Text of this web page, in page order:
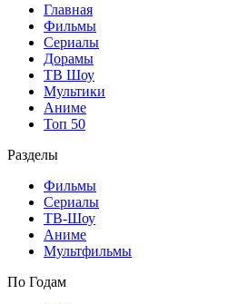
Главная
Фильмы
Сериалы
Дорамы
ТВ Шоу
Мультики
Аниме
Топ 50
Разделы
Фильмы
Сериалы
ТВ-Шоу
Аниме
Мультфильмы
По Годам